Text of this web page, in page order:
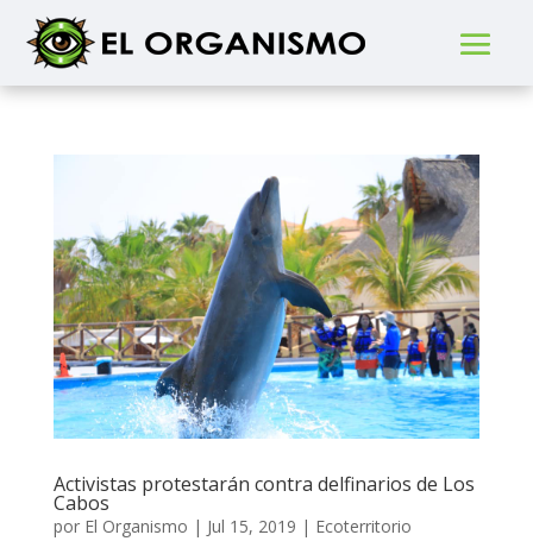
Activistas protestarán contra delfinarios de Los
Cabos
por El Organismo | Jul 15, 2019 | Ecoterritorio